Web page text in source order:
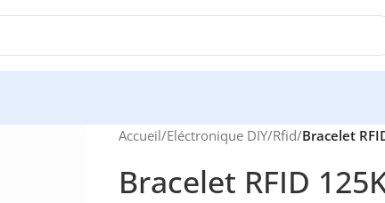
Accueil/Eléctronique DIY/Rfid/Bracelet
Bracelet RFID